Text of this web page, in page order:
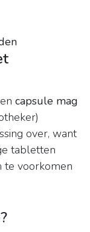
capsule mag
over, want
tabletten
te voorkomen